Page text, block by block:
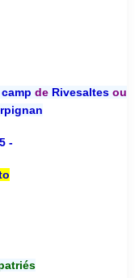
deRivesaltesou
-